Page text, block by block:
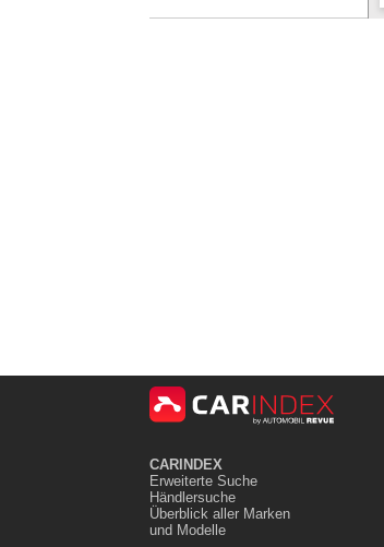
CARINDEX
Erweiterte Suche
Händlersuche
Überblick aller Marken
und Modelle